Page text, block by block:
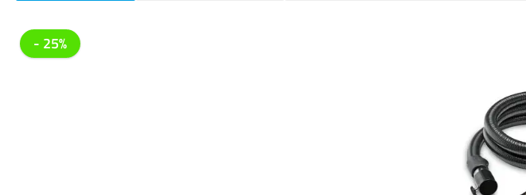
Produktgalerie überspringen
- 25%